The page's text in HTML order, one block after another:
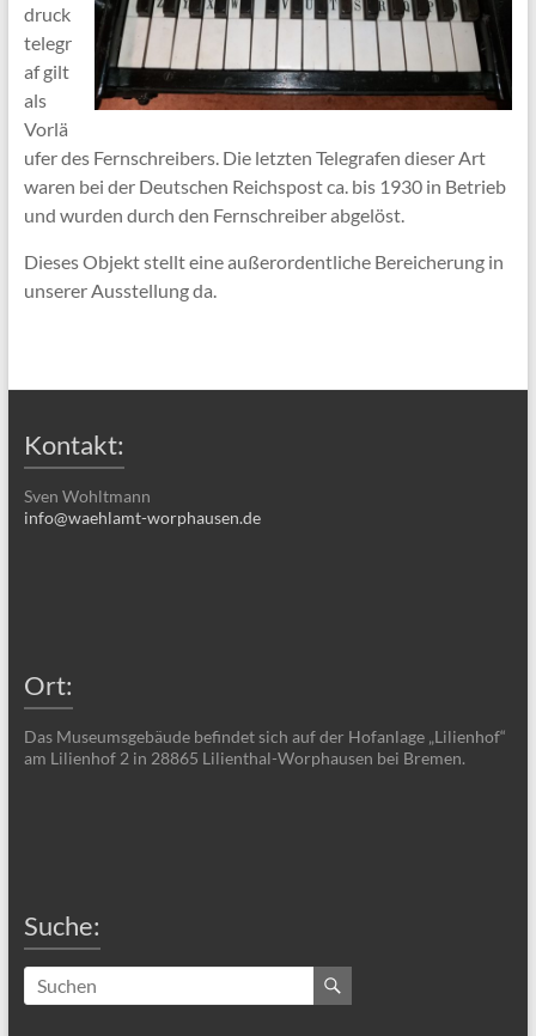
druck
telegr
af gilt
als
Vorlä
ufer des Fernschreibers. Die letzten Telegrafen dieser Art
waren bei der Deutschen Reichspost ca. bis 1930 in Betrieb
und wurden durch den Fernschreiber abgelöst.
Dieses Objekt stellt eine außerordentliche Bereicherung in
unserer Ausstellung da.
Kontakt:
Sven Wohltmann
info@waehlamt-worphausen.de
Ort:
Das Museumsgebäude befindet sich auf der Hofanlage „Lilienhof“
am Lilienhof 2 in 28865 Lilienthal-Worphausen bei Bremen.
Suche: